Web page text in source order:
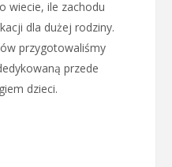
wiecie, ile zachodu
dla dużej rodziny.
przygotowaliśmy
przede
dzieci.